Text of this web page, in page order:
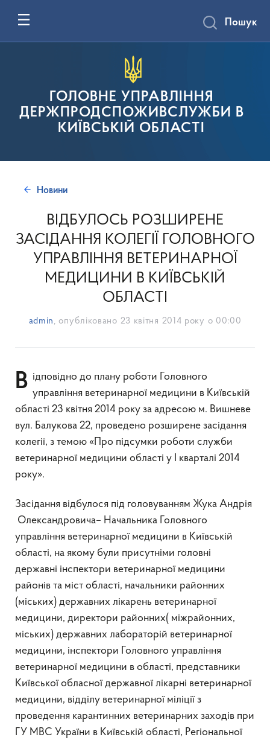
ГОЛОВНЕ УПРАВЛІННЯ
ДЕРЖПРОДСПОЖИВСЛУЖБИ В
КИЇВСЬКІЙ ОБЛАСТІ
Пошук
Новини
ВІДБУЛОСЬ РОЗШИРЕНЕ
ЗАСІДАННЯ КОЛЕГІЇ ГОЛОВНОГО
УПРАВЛІННЯ ВЕТЕРИНАРНОЇ
МЕДИЦИНИ В КИЇВСЬКІЙ
ОБЛАСТІ
admin , опубліковано 23 квітня 2014 року о 00:00
Відповідно до плану роботи Головного управління ветеринарної медицини в Київській
області 23 квітня 2014 року за адресою м. Вишневе
вул. Балукова 22, проведено розширене засідання
колегії, з темою «Про підсумки роботи служби
ветеринарної медицини області у І кварталі 2014
року».
Засідання відбулося під головуванням Жука Андрія
Олександровича– Начальника Головного
управління ветеринарної медицини в Київській
області, на якому були присутніми головні
державні інспектори ветеринарної медицини
районів та міст області, начальники районних
(міських) державних лікарень ветеринарної
медицини, директори районних( міжрайонних,
міських) державних лабораторій ветеринарної
медицини, інспектори Головного управління
ветеринарної медицини в області, представники
Київської обласної державної лікарні ветеринарної
медицини, відділу ветеринарної міліції з
проведення карантинних ветеринарних заходів при
ГУ МВС України в Київській області, Регіональної